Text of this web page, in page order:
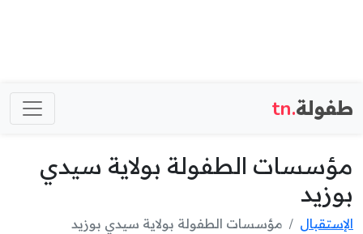
طفولة.tn
مؤسسات الطفولة بولاية سيدي
بوزيد
الإستقبال مؤسسات الطفولة بولاية سيدي بوزيد